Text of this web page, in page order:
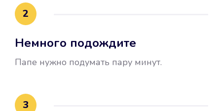
воспользовались бесплатной
это открыло новые возможности в
2
Немного подождите
Папе нужно подумать пару минут.
3